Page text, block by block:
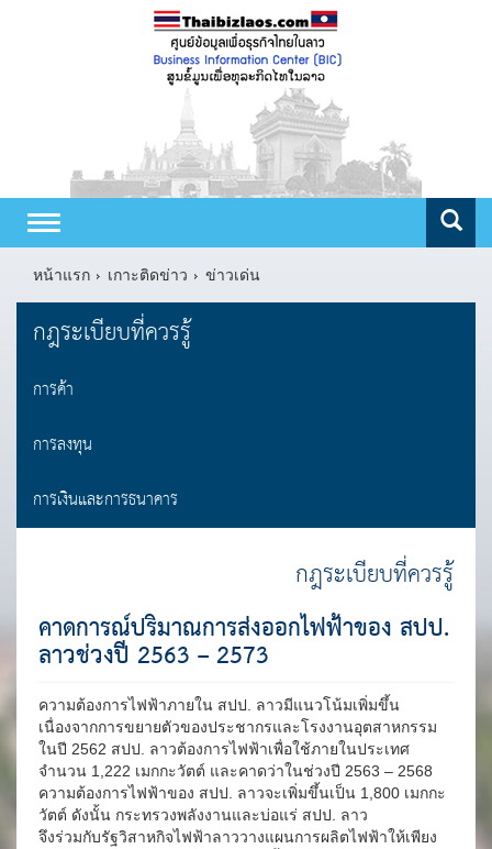
Toggle
navigation
หน้าแรก
เกาะติดข่าว ข่าวเด่น
กฎระเบียบที่ควรรู้
การค้า
การลงทุน
การเงินและการธนาคาร
กฎระเบียบที่ควรรู้
คาดการณ์ปริมาณการส่งออกไฟฟ้าของ สปป.
ลาวช่วงปี 2563 – 2573
ความต้องการไฟฟ้าภายใน สปป. ลาวมีแนวโน้มเพิ่มขึ้น
เนื่องจากการขยายตัวของประชากรและโรงงานอุตสาหกรรม
ในปี 2562 สปป. ลาวต้องการไฟฟ้าเพื่อใช้ภายในประเทศ
จำนวน 1,222 เมกกะวัตต์ และคาดว่าในช่วงปี 2563 – 2568
ความต้องการไฟฟ้าของ สปป. ลาวจะเพิ่มขึ้นเป็น 1,800 เมกกะ
วัตต์ ดังนั้น กระทรวงพลังงานและบ่อแร่ สปป. ลาว
จึงร่วมกับรัฐวิสาหกิจไฟฟ้าลาววางแผนการผลิตไฟฟ้าให้เพียง